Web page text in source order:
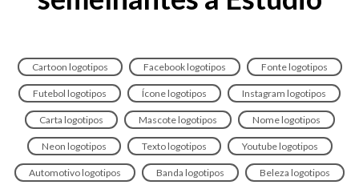
Cartoon logotipos Facebook logotipos Fonte logotipos
Futebol logotipos Ícone logotipos Instagram logotipos
Carta logotipos Mascote logotipos Nome logotipos
Neon logotipos Texto logotipos Youtube logotipos
Automotivo logotipos Banda logotipos Beleza logotipos